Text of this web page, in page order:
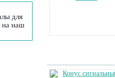
для
на наш